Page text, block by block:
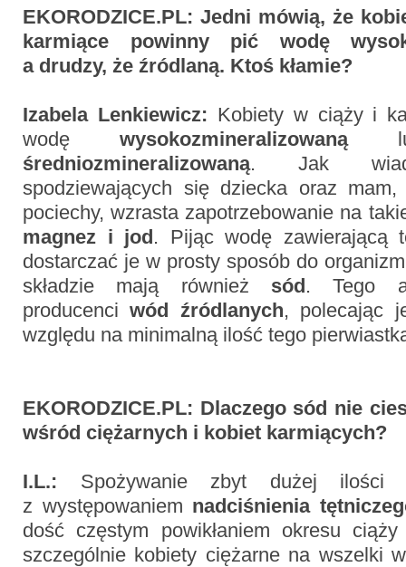
EKORODZICE.PL: Jedni mówią, że
karmiące powinny pić wodę
a drudzy, że źródlaną. Ktoś kłamie?
Izabela Lenkiewicz: Kobiety w ciąży i
wodę wysokozmineralizowanąlub
średniozmineralizowaną. Jak
spodziewających się dziecka oraz
pociechy, wzrasta zapotrzebowanie na
magnez i jod. Pijąc wodę zawierającą
dostarczać je w prosty sposób do
składzie mają również sód. Tego
producenciwód źródlanych, polecając
względu na minimalną ilość tego
EKORODZICE.PL: Dlaczego sód nie
wśród ciężarnych i kobiet karmiących?
I.L.: Spożywanie zbyt dużej ilości
z występowaniem nadciśnienia
dość częstym powikłaniem okresu
szczególnie kobiety ciężarne na wszelki